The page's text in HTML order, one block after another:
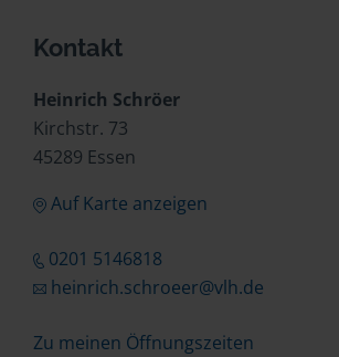
Kontakt
Heinrich Schröer
Kirchstr. 73
45289 Essen
Auf Karte anzeigen
0201 5146818
heinrich.schroeer@vlh.de
Zu meinen Öffnungszeiten